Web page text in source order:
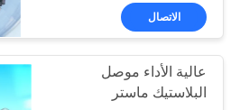
الاتصال
عالية الأداء موصل
البلاستيك ماستر